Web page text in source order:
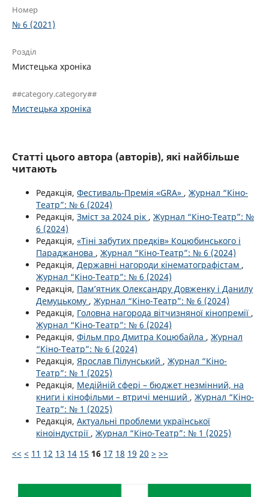
Номер
№ 6 (2021)
Розділ
Мистецька хроніка
##category.category##
Мистецька хроніка
Статті цього автора (авторів), які найбільше
читають
Редакція, Фестиваль-Премія «GRA» , Журнал “Кіно-
Театр”: № 6 (2024)
Редакція, Зміст за 2024 рік , Журнал “Кіно-Театр”: №
6 (2024)
Редакція, «Тіні забутих предків» Коцюбинського і
Параджанова , Журнал “Кіно-Театр”: № 6 (2024)
Редакція, Державні нагороди кінематографістам ,
Журнал “Кіно-Театр”: № 6 (2024)
Редакція, Пам’ятник Олександру Довженку і Данилу
Демуцькому , Журнал “Кіно-Театр”: № 6 (2024)
Редакція, Головна нагорода вітчизняної кінопремії ,
Журнал “Кіно-Театр”: № 6 (2024)
Редакція, Фільм про Дмитра Коцюбайла , Журнал
“Кіно-Театр”: № 6 (2024)
Редакція, Ярослав Пілунський , Журнал “Кіно-
Театр”: № 1 (2025)
Редакція, Медійній сфері – бюджет незмінний, на
книги і кінофільми – втричі менший , Журнал “Кіно-
Театр”: № 1 (2025)
Редакція, Актуальні проблеми української
кіноіндустрії , Журнал “Кіно-Театр”: № 1 (2025)
<< < 11 12 13 14 15 16 17 18 19 20 > >>